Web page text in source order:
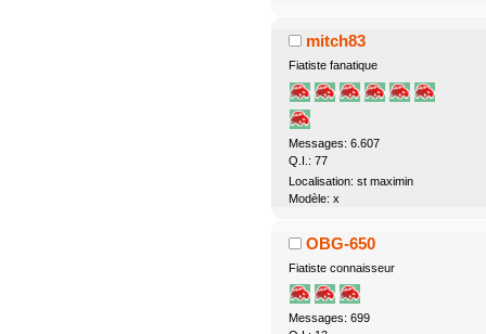
mitch83
Fiatiste fanatique
Messages: 6.607
Q.I.: 77
Localisation: st maximin
Modèle: x
OBG-650
Fiatiste connaisseur
Messages: 699